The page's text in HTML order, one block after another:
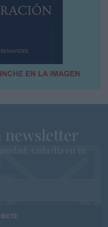
newsletter
cada dia en tu